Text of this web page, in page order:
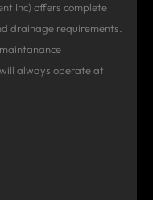
Inc) offers complete
drainage requirements.
always operate at